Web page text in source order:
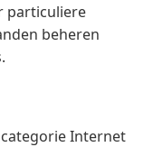
particuliere
beheren
Internet